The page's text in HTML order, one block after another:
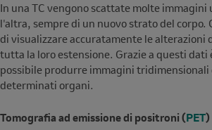
In una TC vengono scattate molte immagini
l'altra, sempre di un nuovo strato del corpo.
di visualizzare accuratamente le alterazioni
tutta la loro estensione. Grazie a questi dati
possibile produrre immagini tridimensionali
determinati organi.
Tomografia ad emissione di positroni (PET)